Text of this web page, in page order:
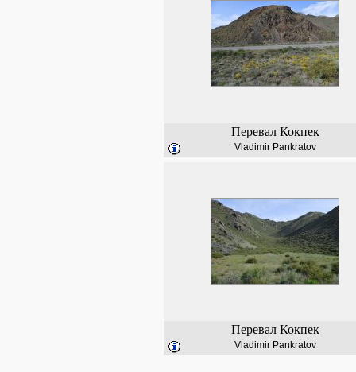
Перевал Кокпек
Vladimir Pankratov
Перевал Кокпек
Vladimir Pankratov